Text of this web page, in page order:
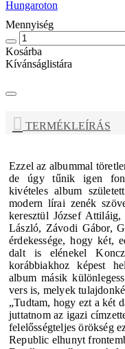
Hungaroton
Mennyiség
Kosárba
Kívánságlistára
TERMÉKLEÍRÁS
Ezzel az albummal
de úgy tűnik igen
kivételes album
modern lírai zenék
keresztül József
László, Závodi Gábor,
érdekessége, hogy két,
dalt is elénekel
korábbiakhoz képest
album másik
vers is, melyek
„Tudtam, hogy ezt a két
juttatnom az igazi
felelősségteljes örökség
Republic elhunyt